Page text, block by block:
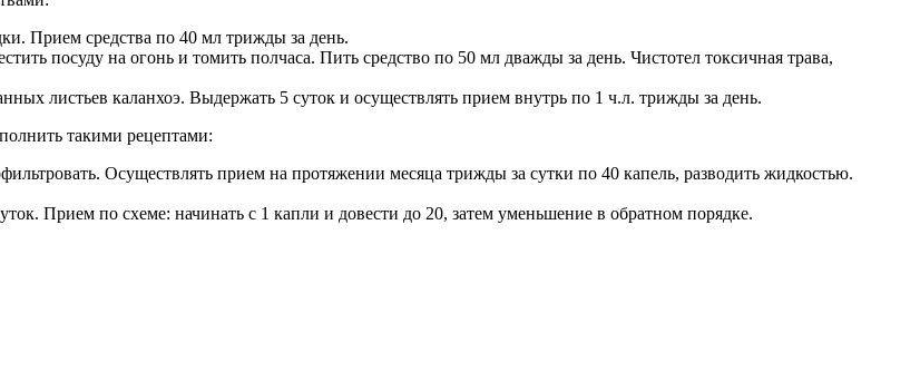
Прием средства по 40 мл трижды за день.
посуду на огонь и томить полчаса. Пить средство по 50 мл дважды за день. Чистотел токсичная трава,
листьев каланхоэ. Выдержать 5 суток и осуществлять прием внутрь по 1 ч.л. трижды за день.
такими рецептами:
Осуществлять прием на протяжении месяца трижды за сутки по 40 капель, разводить жидкостью.
Прием по схеме: начинать с 1 капли и довести до 20, затем уменьшение в обратном порядке.